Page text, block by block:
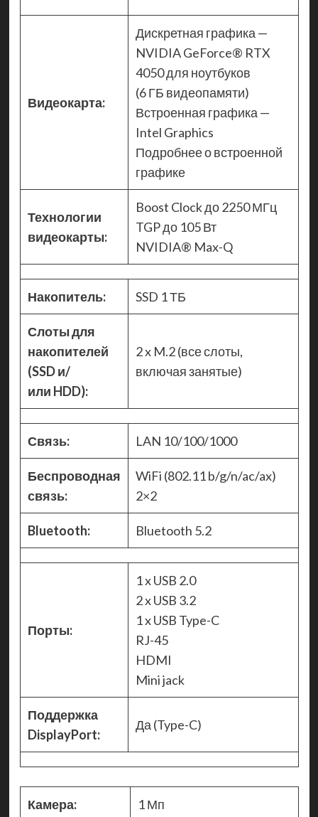
Видеокарта:
Дискретная графика —
NVIDIA GeForce® RTX
4050 для ноутбуков
(6 ГБ видеопамяти)
Встроенная графика —
Intel Graphics
Подробнее о встроенной
графике
Технологии
видеокарты:
Boost Clock до 2250 МГц
TGP до 105 Вт
NVIDIA® Max-Q
Накопитель: SSD 1 ТБ
Слоты для
накопителей
(SSD и/
или HDD):
2 x M.2 (все слоты,
включая занятые)
Связь: LAN 10/100/1000
Беспроводная
связь:
WiFi (802.11 b/g/n/ac/ax)
2×2
Bluetooth: Bluetooth 5.2
Порты:
1 x USB 2.0
2 x USB 3.2
1 x USB Type-C
RJ-45
HDMI
Mini jack
Поддержка
DisplayPort:
Да (Type-C)
Камера: 1 Мп